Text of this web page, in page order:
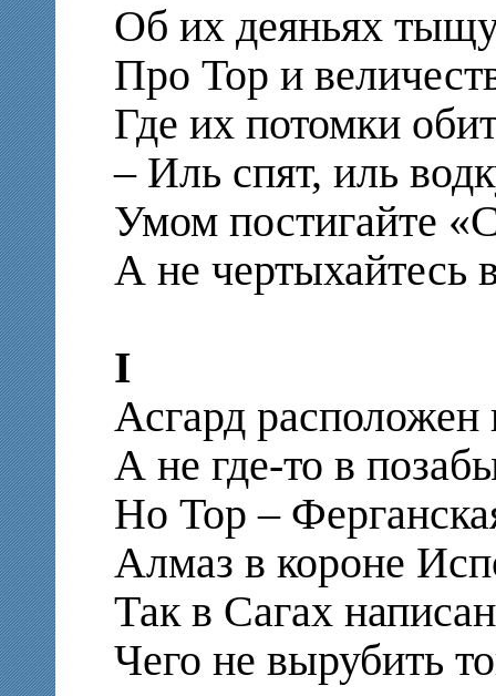
Об их деяньях
Про Тор и
Где их потомки
– Иль спят, иль
Умом постигайте
А не чертыхайтесь
I
Асгард
А не где-то в
Но Тор –
Алмаз в короне
Так в Сагах
Чего не вырубить